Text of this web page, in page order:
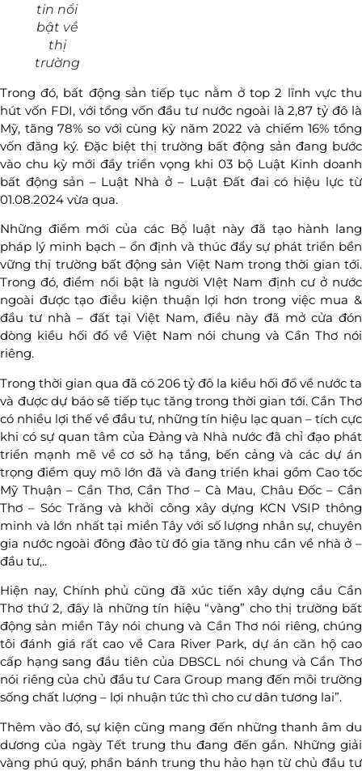
tin nổi
bật về
thị
trường
Trong đó, bất động sản tiếp tục nằm ở top 2 lĩnh vực thu
hút vốn FDI, với tổng vốn đầu tư nước ngoài là 2,87 tỷ đô là
Mỹ, tăng 78% so với cùng kỳ năm 2022 và chiếm 16% tổng
vốn đăng ký. Đặc biệt thị trường bất động sản đang bước
vào chu kỳ mới đầy triển vọng khi 03 bộ Luật Kinh doanh
bất động sản – Luật Nhà ở – Luật Đất đai có hiệu lực từ
01.08.2024 vừa qua.
Những điểm mới của các Bộ luật này đã tạo hành lang
pháp lý minh bạch – ổn định và thúc đẩy sự phát triển bền
vững thị trường bất động sản Việt Nam trong thời gian tới.
Trong đó, điểm nổi bật là người VIệt Nam định cư ở nước
ngoài được tạo điều kiện thuận lợi hơn trong việc mua &
đầu tư nhà – đất tại Việt Nam, điều này đã mở cửa đón
dòng kiều hối đổ về Việt Nam nói chung và Cần Thơ nói
riêng.
Trong thời gian qua đã có 206 tỷ đô la kiều hối đổ về nước ta
và được dự báo sẽ tiếp tục tăng trong thời gian tới. Cần Thơ
có nhiều lợi thế về đầu tư, những tín hiệu lạc quan – tích cực
khi có sự quan tâm của Đảng và Nhà nước đã chỉ đạo phát
triển mạnh mẽ về cơ sở hạ tầng, bến cảng và các dự án
trọng điểm quy mô lớn đã và đang triển khai gồm Cao tốc
Mỹ Thuận – Cần Thơ, Cần Thơ – Cà Mau, Châu Đốc – Cần
Thơ – Sóc Trăng và khởi công xây dựng KCN VSIP thông
minh và lớn nhất tại miền Tây với số lượng nhân sự, chuyên
gia nước ngoài đông đảo từ đó gia tăng nhu cần về nhà ở –
đầu tư,..
Hiện nay, Chính phủ cũng đã xúc tiến xây dựng cầu Cần
Thơ thứ 2, đây là những tín hiệu “vàng” cho thị trường bất
động sản miền Tây nói chung và Cần Thơ nói riêng, chúng
tôi đánh giá rất cao về Cara River Park, dự án căn hộ cao
cấp hạng sang đầu tiên của DBSCL nói chung và Cần Thơ
nói riêng của chủ đầu tư Cara Group mang đến môi trường
sống chất lượng – lợi nhuận tức thì cho cư dân tương lai”.
Thêm vào đó, sự kiện cũng mang đến những thanh âm du
dương của ngày Tết trung thu đang đến gần. Những giải
vàng phú quý, phần bánh trung thu hảo hạn từ chủ đầu tư